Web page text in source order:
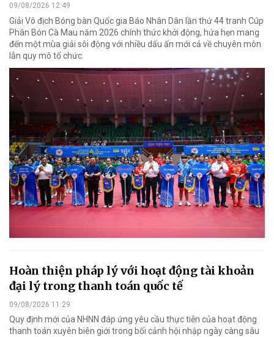
09/08/2026 12:49
Giải Vô địch Bóng bàn Quốc gia Báo Nhân Dân lần thứ 44 tranh Cúp
Phân Bón Cà Mau năm 2026 chính thức khởi động, hứa hẹn mang
đến một mùa giải sôi động với nhiều dấu ấn mới cả về chuyên môn
lẫn quy mô tổ chức.
Hoàn thiện pháp lý với hoạt động tài khoản
đại lý trong thanh toán quốc tế
09/08/2026 11:29
Quy định mới của NHNN đáp ứng yêu cầu thực tiễn của hoạt động
thanh toán xuyên biên giới trong bối cảnh hội nhập ngày càng sâu